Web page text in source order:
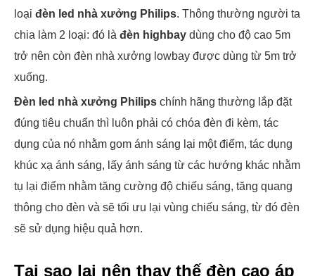
loại đèn led nhà xưởng Philips. Thông thường người ta
chia làm 2 loại: đó là đèn highbay dùng cho độ cao 5m
trở nên còn đèn nhà xưởng lowbay được dùng từ 5m trở
xuống.
Đèn led nhà xưởng Philips chính hãng thường lắp đặt
đúng tiêu chuẩn thì luôn phải có chóa đèn đi kèm, tác
dụng của nó nhằm gom ánh sáng lại một điểm, tác dụng
khúc xạ ánh sáng, lấy ánh sáng từ các hướng khác nhằm
tụ lại điểm nhằm tăng cường độ chiếu sáng, tăng quang
thông cho đèn và sẽ tối ưu lại vùng chiếu sáng, từ đó đèn
sẽ sử dụng hiệu quả hơn.
Tại sao lại nên thay thế đèn cao áp